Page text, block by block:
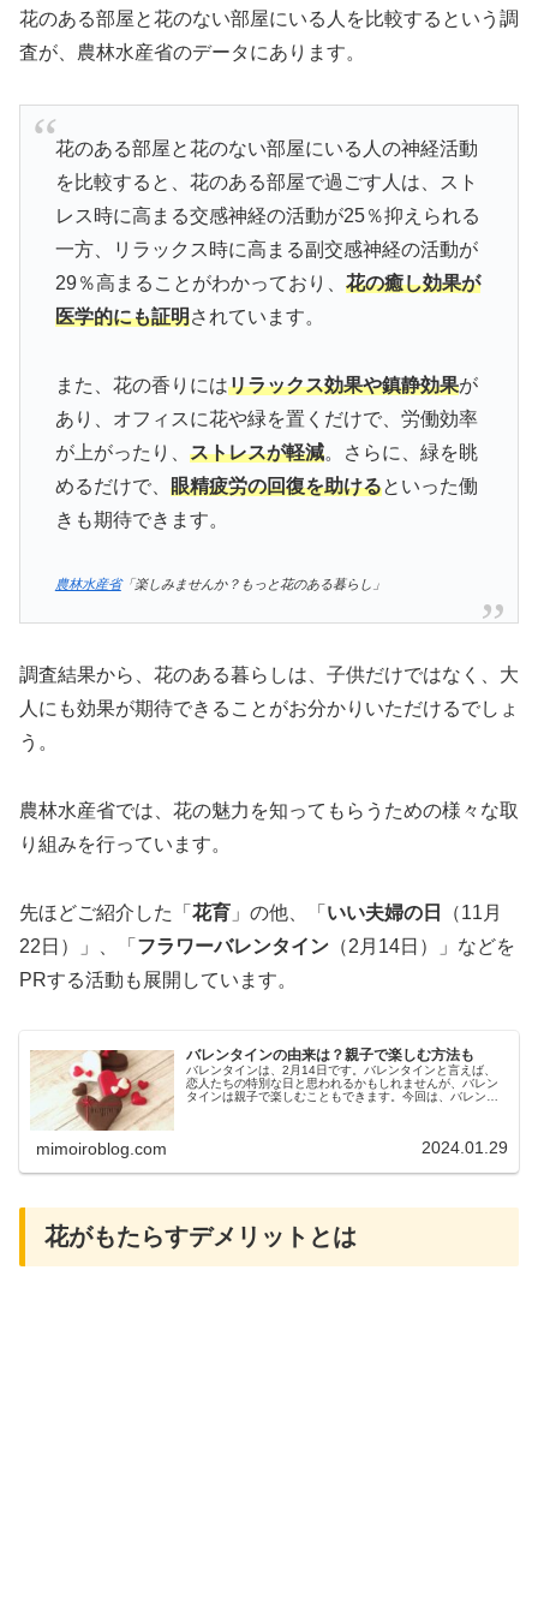
花のある部屋と花のない部屋にいる人を比較するという調
査が、農林水産省のデータにあります。
花のある部屋と花のない部屋にいる人の神経活動
を比較すると、花のある部屋で過ごす人は、スト
レス時に高まる交感神経の活動が25％抑えられる
一方、リラックス時に高まる副交感神経の活動が
29％高まることがわかっており、 花の癒し効果が
医学的にも証明されています。
また、花の香りにはリラックス効果や鎮静効果が
あり、オフィスに花や緑を置くだけで、労働効率
が上がったり、 ストレスが軽減。さらに、緑を眺
めるだけで、 眼精疲労の回復を助けるといった働
きも期待できます。
農林水産省「楽しみませんか？もっと花のある暮らし」
調査結果から、花のある暮らしは、子供だけではなく、大
人にも効果が期待できることがお分かりいただけるでしょ
う。
農林水産省では、花の魅力を知ってもらうための様々な取
り組みを行っています。
先ほどご紹介した「 花育 」の他、「 いい夫婦の日
（11月
22日）」、「 フラワーバレンタイン （2月14日）」などを
PRする活動も展開しています。
バレンタインの由来は？親子で楽しむ方法も
バレンタインは、2月14日です。バレンタインと言えば、
恋人たちの特別な日と思われるかもしれませんが、バレン
タインは親子で楽しむこともできます。今回は、バレンタ
mimoiroblog.com 2024.01.29
花がもたらすデメリットとは